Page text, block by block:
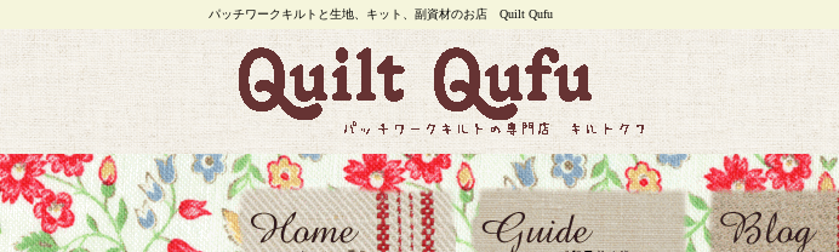
パッチワークキルトと生地、キット、副資材のお店 Quilt Qufu